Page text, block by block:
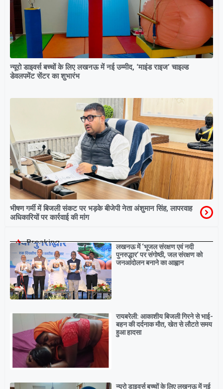
न्यूरो डाइवर्स बच्चों के लिए लखनऊ में नई उम्मीद, ‘माइंड राइज’ चाइल्ड
डेवलपमेंट सेंटर का शुभारंभ
भीषण गर्मी में बिजली संकट पर भड़के बीजेपी नेता अंशुमान सिंह, लापरवाह
अधिकारियों पर कार्रवाई की मांग
Breaking
लखनऊ में ‘भूजल संरक्षण एवं नदी
पुनरुद्धार’ पर संगोष्ठी, जल संरक्षण को
जनआंदोलन बनाने का आह्वान
रायबरेली: आकाशीय बिजली गिरने से भाई-
बहन की दर्दनाक मौत, खेत से लौटते समय
हुआ हादसा
न्यूरो डाइवर्स बच्चों के लिए लखनऊ में नई